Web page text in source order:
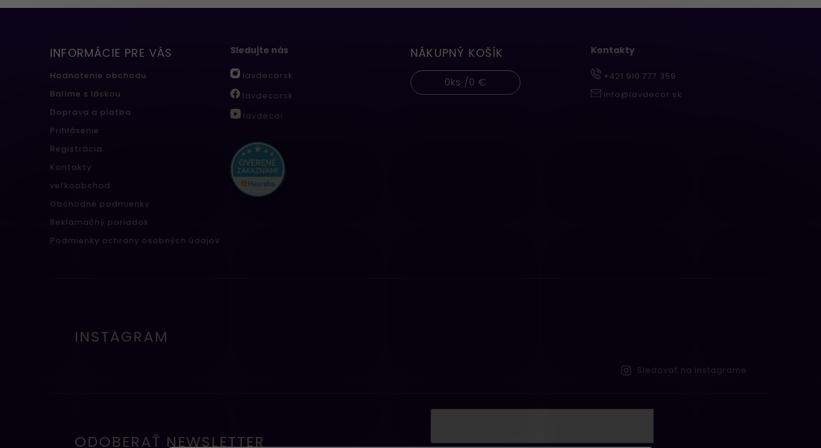
INFORMÁCIE PRE VÁS
Hodnotenie obchodu
Balíme s láskou
Doprava a platba
Prihlásenie
Registrácia
Kontakty
veľkoobchod
Obchodné podmienky
Reklamačný poriadok
Podmienky ochrany osobných údajov
Sledujte nás
lavdecorsk
lavdecorsk
lavdecor
NÁKUPNÝ KOŠÍK
0ks /0 €
Kontakty
+421 910 777 359
info@lavdecor.sk
INSTAGRAM
Sledovať na Instagrame
ODOBERAŤ NEWSLETTER